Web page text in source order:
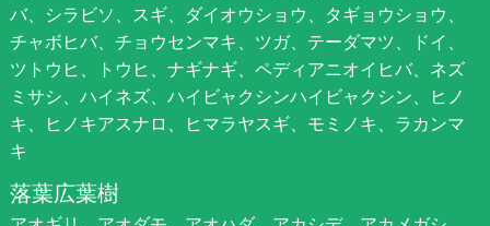
バ、シラビソ、スギ、ダイオウショウ、タギョウショウ、
チャボヒバ、チョウセンマキ、ツガ、テーダマツ、ドイ、
ツトウヒ、トウヒ、ナギナギ、ペディアニオイヒバ、ネズ
ミサシ、ハイネズ、ハイビャクシンハイビャクシン、ヒノ
キ、ヒノキアスナロ、ヒマラヤスギ、モミノキ、ラカンマ
キ
落葉広葉樹